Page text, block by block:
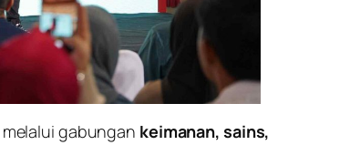
gabungan keimanan, sains,